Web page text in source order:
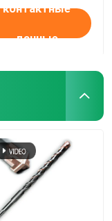
контактные
данные